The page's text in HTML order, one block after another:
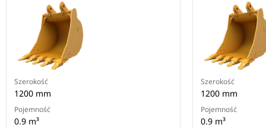
Szerokość
1200 mm
Pojemność
0.9 m³
Szerokość
1200 mm
Pojemność
0.9 m³